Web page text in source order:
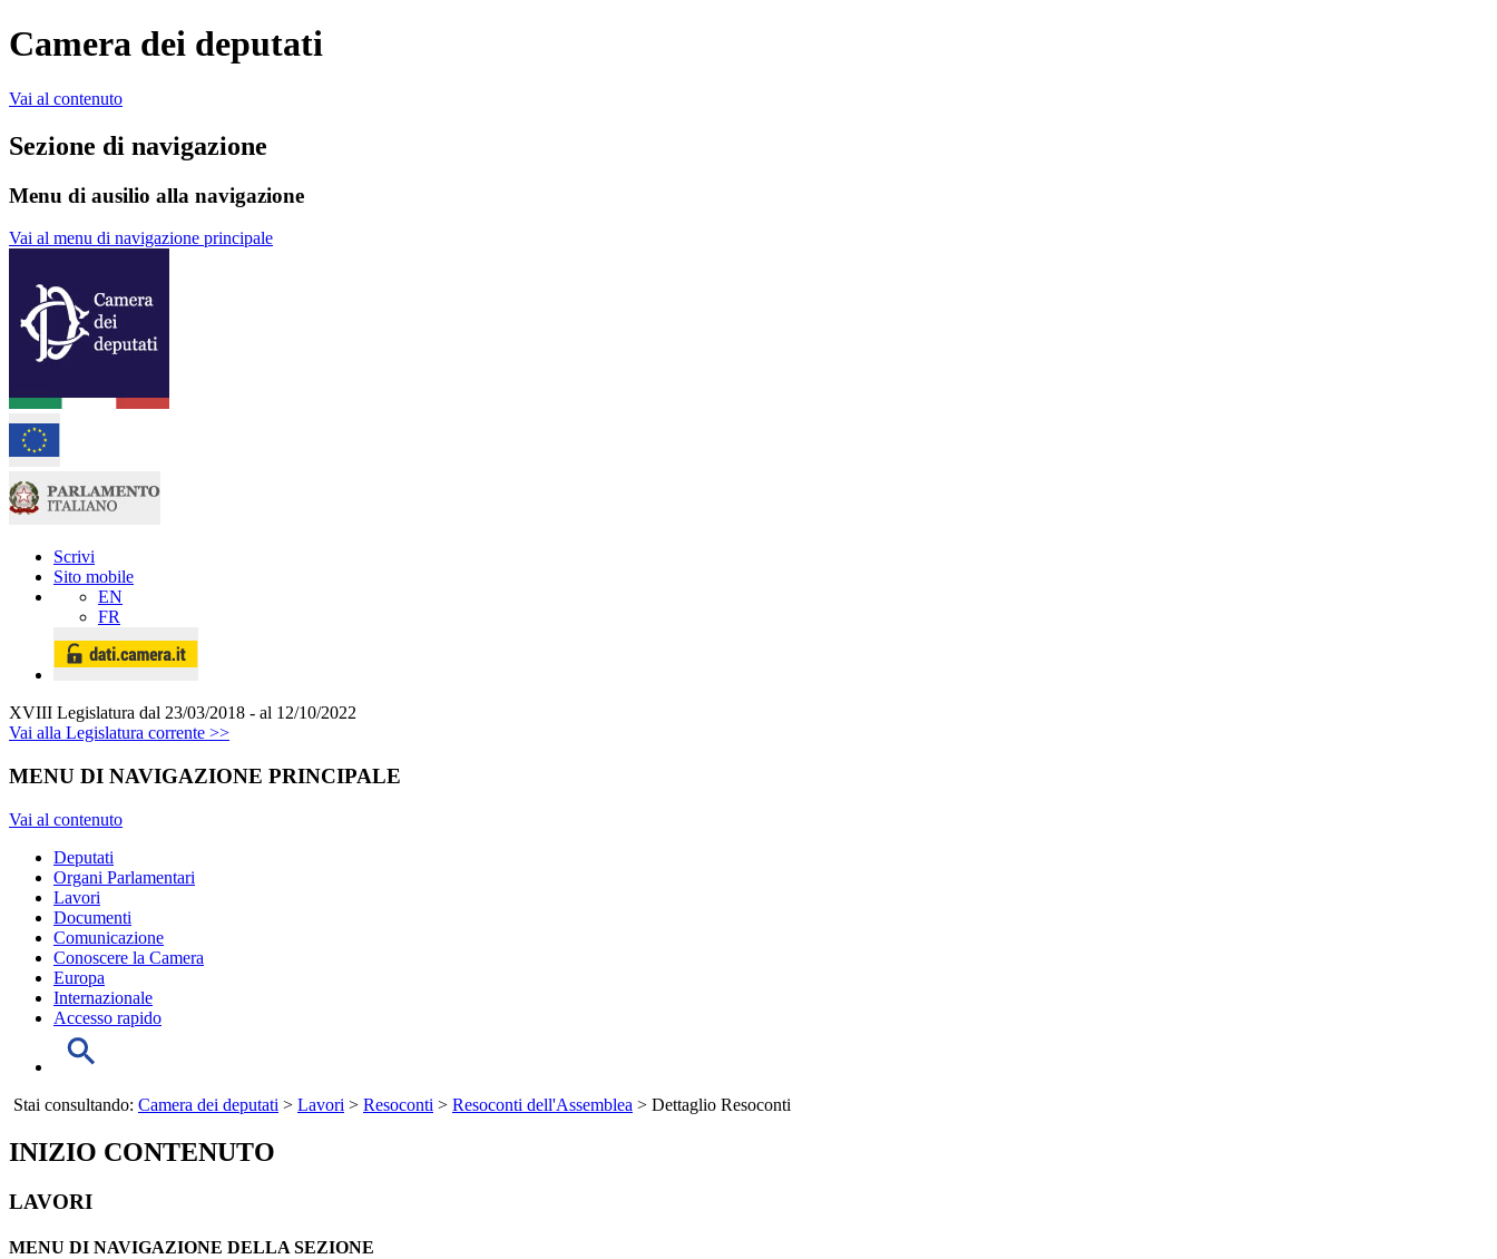
Camera dei deputati
Vai al contenuto
Sezione di navigazione
Menu di ausilio alla navigazione
Vai al menu di navigazione principale
Scrivi
Sito mobile
EN
FR
XVIII Legislatura dal 23/03/2018 - al 12/10/2022
Vai alla Legislatura corrente >>
MENU DI NAVIGAZIONE PRINCIPALE
Vai al contenuto
Deputati
Organi Parlamentari
Lavori
Documenti
Comunicazione
Conoscere la Camera
Europa
Internazionale
Accesso rapido
Stai consultando: Camera dei deputati > Lavori > Resoconti > Resoconti dell'Assemblea > Dettaglio Resoconti
INIZIO CONTENUTO
LAVORI
MENU DI NAVIGAZIONE DELLA SEZIONE